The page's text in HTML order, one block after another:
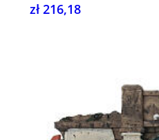
zł 216,18